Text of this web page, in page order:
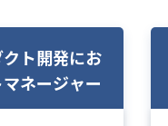
ト開発にお
ネージャー